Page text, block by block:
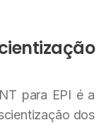
para EPI é a
dos